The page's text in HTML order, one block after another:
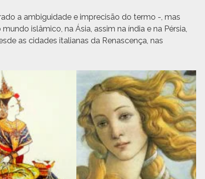
a ambigu­idade e impre­cisão do ter­mo -, mas
islâmi­co, na Ásia, assim na índia e na Pér­sia,
as cidades ital­ianas da Renascença, nas